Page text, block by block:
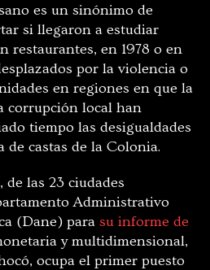
es un sinónimo de
si llegaron a estudiar
restaurantes, en 1978 o en
por la violencia o
en regiones en que la
corrupción local han
tiempo las desigualdades
de castas de la Colonia.
de las 23 ciudades
Administrativo
(Dane) para su informe de
y multidimensional,
ocupa el primer puesto